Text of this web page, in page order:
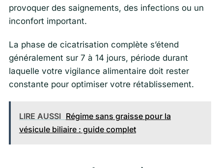
provoquer des saignements, des infections ou un
inconfort important.
La phase de cicatrisation complète s’étend
généralement sur 7 à 14 jours, période durant
laquelle votre vigilance alimentaire doit rester
constante pour optimiser votre rétablissement.
LIRE AUSSI Régime sans graisse pour la
vésicule biliaire : guide complet